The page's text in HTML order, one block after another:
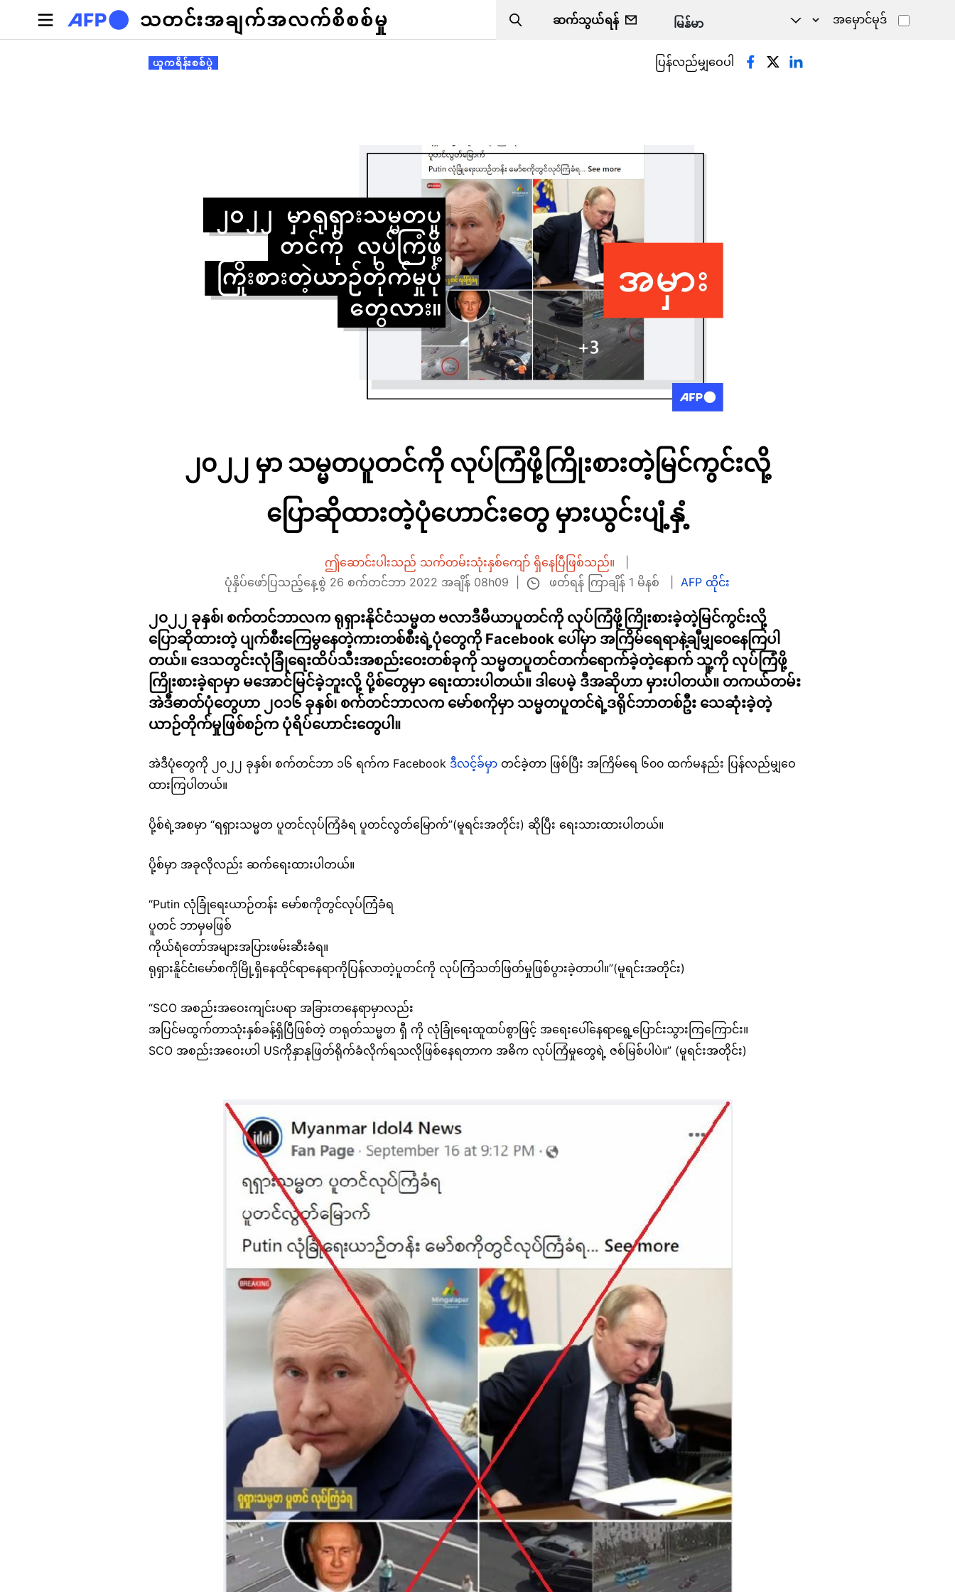
အဓိကအကြောင်းအရာသို့ သွားမည်
သတင်းအချက်အလက်စိစစ်မှု Search
ဆက်သွယ်ရန် အမှောင်မုဒ်
Primary tabsယူကရိန်းစစ်ပွဲ ပြန်လည်မျှဝေပါ
၂၀၂၂ မှာ သမ္မတပူတင်ကို လုပ်ကြံဖို့ကြိုးစားတဲ့မြင်ကွင်းလို့
ပြောဆိုထားတဲ့ပုံဟောင်းတွေ မှားယွင်းပျံ့နှံ့
ဤဆောင်းပါးသည် သက်တမ်းသုံးနှစ်ကျော် ရှိနေပြီဖြစ်သည်။
ပုံနှိပ်ဖော်ပြသည့်နေ့စွဲ 26 စက်တင်ဘာ 2022 အချိန် 08h09
ဖတ်ရန် ကြာချိန် 1 မိနစ် AFP ထိုင်း
၂၀၂၂ ခုနှစ်၊ စက်တင်ဘာလက ရုရှားနိုင်ငံသမ္မတ ဗလာဒီမီယာပူတင်ကို လုပ်ကြံဖို့ကြိုးစားခဲ့တဲ့မြင်ကွင်းလို့
ပြောဆိုထားတဲ့ ပျက်စီးကြေမွနေတဲ့ကားတစ်စီးရဲ့ပုံတွေကို Facebook ပေါ်မှာ အကြိမ်ရေရာနဲ့ချီမျှဝေနေကြပါ
တယ်။ ဒေသတွင်းလုံခြုံရေးထိပ်သီးအစည်းဝေးတစ်ခုကို သမ္မတပူတင်တက်ရောက်ခဲ့တဲ့နောက် သူ့ကို လုပ်ကြံဖို့
ကြိုးစားခဲ့ရာမှာ မအောင်မြင်ခဲ့ဘူးလို့ ပို့စ်တွေမှာ ရေးထားပါတယ်။ ဒါပေမဲ့ ဒီအဆိုဟာ မှားပါတယ်။ တကယ်တမ်း
အဲဒီဓာတ်ပုံတွေဟာ ၂၀၁၆ ခုနှစ်၊ စက်တင်ဘာလက မော်စကိုမှာ သမ္မတပူတင်ရဲ့ဒရိုင်ဘာတစ်ဦး သေဆုံးခဲ့တဲ့
ယာဉ်တိုက်မှုဖြစ်စဉ်က ပုံရိပ်ဟောင်းတွေပါ။
အဲဒီပုံတွေကို ၂၀၂၂ ခုနှစ်၊ စက်တင်ဘာ ၁၆ ရက်က Facebook ဒီလင့်ခ်မှာ တင်ခဲ့တာ ဖြစ်ပြီး အကြိမ်ရေ ၆၀၀ ထက်မနည်း ပြန်လည်မျှဝေ
ထားကြပါတယ်။
ပို့စ်ရဲ့အစမှာ “ရရှားသမ္မတ ပူတင်လုပ်ကြံခံရ ပူတင်လွတ်မြောက်”(မူရင်းအတိုင်း) ဆိုပြီး ရေးသားထားပါတယ်။
ပို့စ်မှာ အခုလိုလည်း ဆက်ရေးထားပါတယ်။
“Putin လုံခြုံရေးယာဉ်တန်း မော်စကိုတွင်လုပ်ကြံခံရ
ပူတင် ဘာမှမဖြစ်
ကိုယ်ရံတော်အများအပြားဖမ်းဆီးခံရ။
ရုရှားနိူင်ငံ၊မော်စကိုမြို့ရှိနေထိုင်ရာနေရာကိုပြန်လာတဲ့ပူတင်ကို လုပ်ကြံသတ်ဖြတ်မှုဖြစ်ပွားခဲ့တာပါ။”(မူရင်းအတိုင်း)
“SCO အစည်းအဝေးကျင်းပရာ အခြားတနေရာမှာလည်း
အပြင်မထွက်တာသုံးနှစ်ခန့်ရှိပြီဖြစ်တဲ့ တရုတ်သမ္မတ ရှီ ကို လုံခြုံရေးထူထပ်စွာဖြင့် အရေးပေါ်နေရာရွေ့ပြောင်းသွားကြကြောင်း။
SCO အစည်းအဝေးဟါ USကိုနှာနုဖြတ်ရိုက်ခံလိုက်ရသလိုဖြစ်နေရတာက အဓိက လုပ်ကြံမှုတွေရဲ့ ဇစ်မြစ်ပါပဲ။” (မူရင်းအတိုင်း)